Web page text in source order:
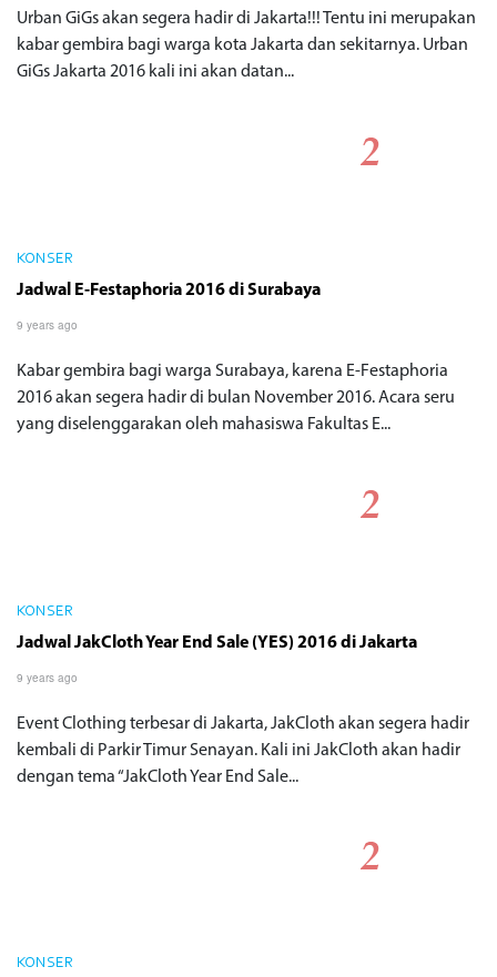
Urban GiGs akan segera hadir di Jakarta!!! Tentu ini merupakan
kabar gembira bagi warga kota Jakarta dan sekitarnya. Urban
GiGs Jakarta 2016 kali ini akan datan...
KONSER
Jadwal E-Festaphoria 2016 di Surabaya
9 years ago
Kabar gembira bagi warga Surabaya, karena E-Festaphoria
2016 akan segera hadir di bulan November 2016. Acara seru
yang diselenggarakan oleh mahasiswa Fakultas E...
KONSER
Jadwal JakCloth Year End Sale (YES) 2016 di Jakarta
9 years ago
Event Clothing terbesar di Jakarta, JakCloth akan segera hadir
kembali di Parkir Timur Senayan. Kali ini JakCloth akan hadir
dengan tema “JakCloth Year End Sale...
KONSER